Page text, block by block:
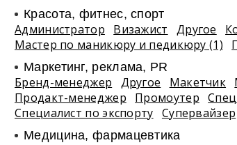
Красота, фитнес, спорт
Администратор Визажист Другое
Мастер по маникюру и педикюру (1)
Маркетинг, реклама, PR
Бренд-менеджер Другое Макетчик
Продакт-менеджер
Промоутер
Специалист по экспорту Супервайзер
Медицина, фармацевтика